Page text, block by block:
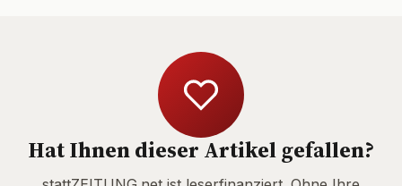
Hat Ihnen dieser Artikel gefallen?